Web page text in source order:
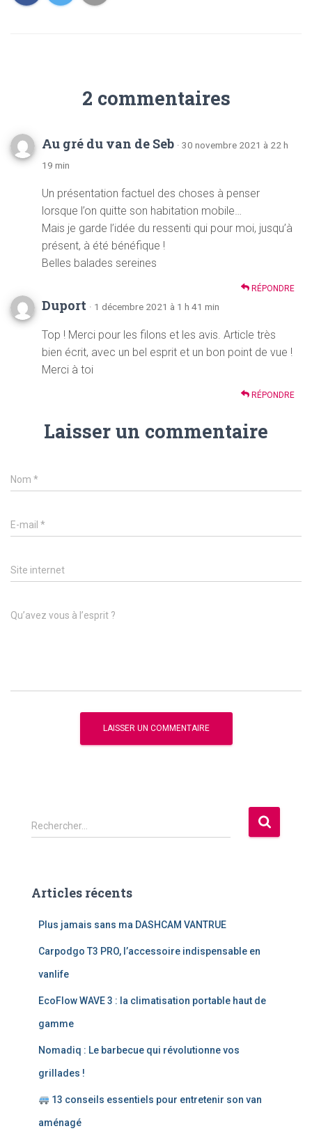
2 commentaires
Au gré du van de Seb · 30 novembre 2021 à 22 h
19 min
Un présentation factuel des choses à penser
lorsque l’on quitte son habitation mobile…
Mais je garde l’idée du ressenti qui pour moi, jusqu’à
présent, à été bénéfique !
Belles balades sereines
RÉPONDRE
Duport · 1 décembre 2021 à 1 h 41 min
Top ! Merci pour les filons et les avis. Article très
bien écrit, avec un bel esprit et un bon point de vue !
Merci à toi
RÉPONDRE
Laisser un commentaire
Nom *
E-mail *
Site internet
Qu’avez vous à l’esprit ?
R
e
r
Rechercher…
Articles récents
Plus jamais sans ma DASHCAM VANTRUE
Carpodgo T3 PRO, l’accessoire indispensable en
vanlife
EcoFlow WAVE 3 : la climatisation portable haut de
gamme
Nomadiq : Le barbecue qui révolutionne vos
grillades !
13 conseils essentiels pour entretenir son van
aménagé